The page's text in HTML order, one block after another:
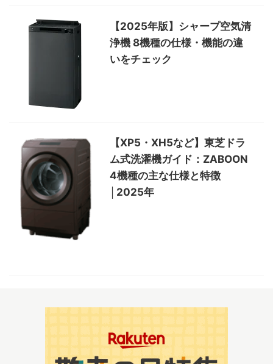
【2025年版】シャープ空気清
浄機 8機種の仕様・機能の違
いをチェック
【XP5・XH5など】東芝ドラ
ム式洗濯機ガイド：ZABOON
4機種の主な仕様と特徴
│2025年